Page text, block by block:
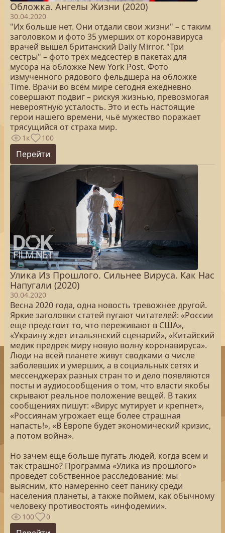
Обложка. Ангелы Жизни (2020)
30.04.2020
"Их больше нет. Они отдали свои жизни" – с таким
заголовком и фото 35 умерших от коронавируса
врачей вышел британский Daily Mirror. "Три
сестры" – фото трёх медсестёр в пакетах для
мусора на обложке New York Post. Фото
измученного рядового фельдшера на обложке
Time. Врачи во всём мире сегодня ежедневно
совершают подвиг – рискуя жизнью, превозмогая
невероятную усталость. Это и есть настоящие
герои нашего времени, чьё мужество поражает
трясущийся от страха мир.
1к 100
Перейти
Улика Из Прошлого. Сильнее Вируса. Как Нас
Напугали (2020)
30.04.2020
Весна 2020 года, одна новость тревожнее другой.
Яркие заголовки статей пугают читателей: «России
еще предстоит то, что переживают в США»,
«Украину ждет итальянский сценарий», «Китайский
медик предрек миру новую волну коронавируса».
Люди на всей планете живут сводками о числе
заболевших и умерших, а в социальных сетях и
мессенджерах разных стран то и дело появляются
посты и аудиосообщения о том, что власти якобы
скрывают реальное положение вещей. В таких
сообщениях пишут: «Вирус мутирует и крепнет»,
«Россиянам угрожает еще более страшная
напасть!», «В Европе будет экономический кризис,
а потом война».
Но зачем еще больше пугать людей, когда всем и
так страшно? Программа «Улика из прошлого»
проведет собственное расследование: мы
выясним, кто намеренно сеет панику среди
населения планеты, а также поймем, как обычному
человеку противостоять «инфодемии».
100 0